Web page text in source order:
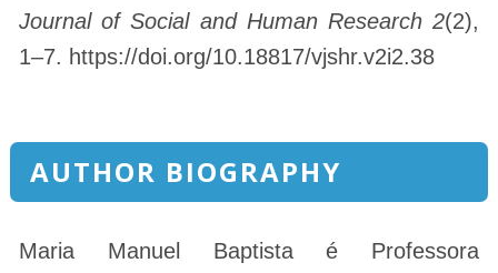
Journal of Social and Human Research 2(2),
1–7. https://doi.org/10.18817/vjshr.v2i2.38
AUTHOR BIOGRAPHY
Maria Manuel Baptista é Professora